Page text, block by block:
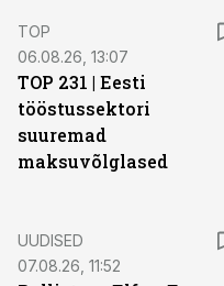
TOP
06.08.26, 13:07
TOP 231 | Eesti
tööstussektori
suuremad
maksuvõlglased
UUDISED
07.08.26, 11:52